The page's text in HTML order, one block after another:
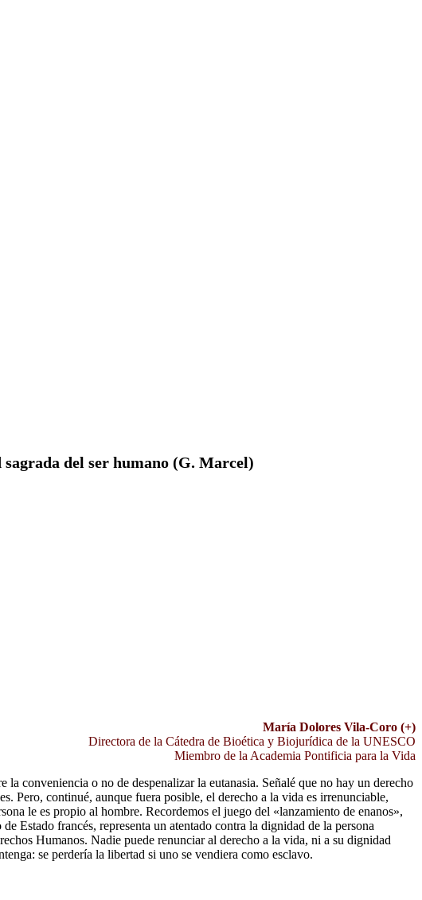
del ser humano (G. Marcel)
María Dolores Vila-Coro (+)
Directora de la Cátedra de Bioética y Biojurídica de la UNESCO
Miembro de la Academia Pontificia para la Vida
conveniencia o no de despenalizar la eutanasia. Señalé que no hay un derecho
Pero, continué, aunque fuera posible, el derecho a la vida es irrenunciable,
le es propio al hombre. Recordemos el juego del «lanzamiento de enanos»,
Estado francés, representa un atentado contra la dignidad de la persona
Humanos. Nadie puede renunciar al derecho a la vida, ni a su dignidad
se perdería la libertad si uno se vendiera como esclavo.